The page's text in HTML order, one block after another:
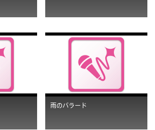
雨のバラード